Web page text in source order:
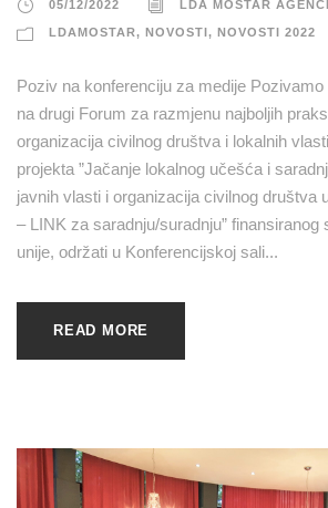
05/12/2022 LDA MOSTAR
LDAMOSTAR, NOVOSTI, NOVOSTI 2022
Poziv na konferenciju za medije
na drugi Forum za razmjenu najboljih
organizacija civilnog društva i lokalnih
projekta ”Jačanje lokalnog učešća i
javnih vlasti i organizacija civilnog društva
– LINK za saradnju/suradnju”
unije, održati u Konferencijskoj sali...
READ MORE